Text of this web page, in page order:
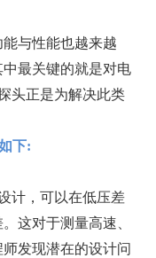
与性能也越来越
最关键的就是对电
头正是为解决此类
下:
计，可以在低压差
这对于测量高速、
发现潜在的设计问